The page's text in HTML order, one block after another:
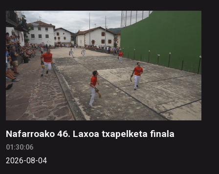
Nafarroako 46. Laxoa txapelketa finala
01:30:06
2026-08-04